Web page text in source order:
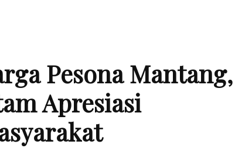
Pesona Mantang,
Apresiasi